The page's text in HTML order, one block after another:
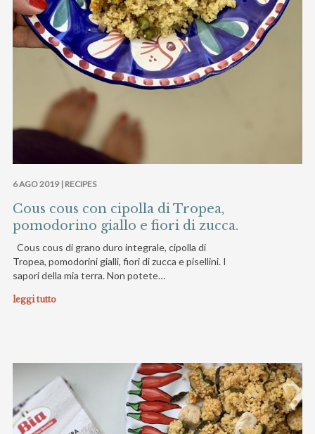
6 AGO 2019 | RECIPES
Cous cous con cipolla di Tropea,
pomodorino giallo e fiori di zucca.
Cous cous di grano duro integrale, cipolla di
Tropea, pomodorini gialli, fiori di zucca e pisellini. I
sapori della mia terra. Non potete…
leggi tutto